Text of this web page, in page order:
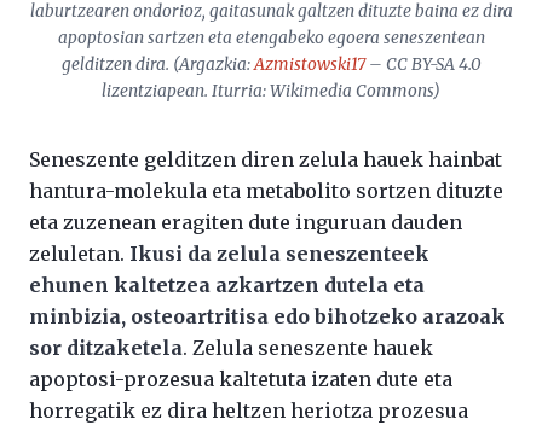
laburtzearen ondorioz, gaitasunak galtzen dituzte baina ez dira
apoptosian sartzen eta etengabeko egoera seneszentean
gelditzen dira. (Argazkia:Azmistowski17– CC BY-SA 4.0
lizentziapean. Iturria: Wikimedia Commons)
Seneszente gelditzen diren zelula hauek hainbat
hantura-molekula eta metabolito sortzen dituzte
eta zuzenean eragiten dute inguruan dauden
zeluletan. Ikusi da zelula seneszenteek
ehunen kaltetzea azkartzen dutela eta
minbizia, osteoartritisa edo bihotzeko arazoak
sor ditzaketela. Zelula seneszente hauek
apoptosi-prozesua kaltetuta izaten dute eta
horregatik ez dira heltzen heriotza prozesua